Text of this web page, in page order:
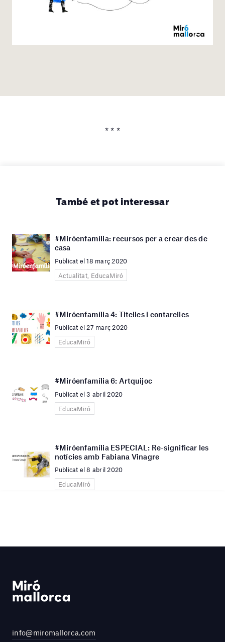
* * *
També et pot interessar
#Miróenfamília: recursos per a crear des de
casa
Publicat el 18 març 2020
Actualitat, EducaMiró
#Miróenfamília 4: Titelles i contarelles
Publicat el 27 març 2020
EducaMiró
#Miróenfamília 6: Artquijoc
Publicat el 3 abril 2020
EducaMiró
#Miróenfamília ESPECIAL: Re-significar les
notícies amb Fabiana Vinagre
Publicat el 8 abril 2020
EducaMiró
info@miromallorca.com